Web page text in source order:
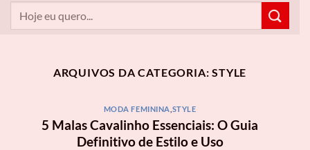
ARQUIVOS DA CATEGORIA:STYLE
MODA FEMININA STYLE
5 Malas Cavalinho Essenciais: O Guia
Definitivo de Estilo e Uso